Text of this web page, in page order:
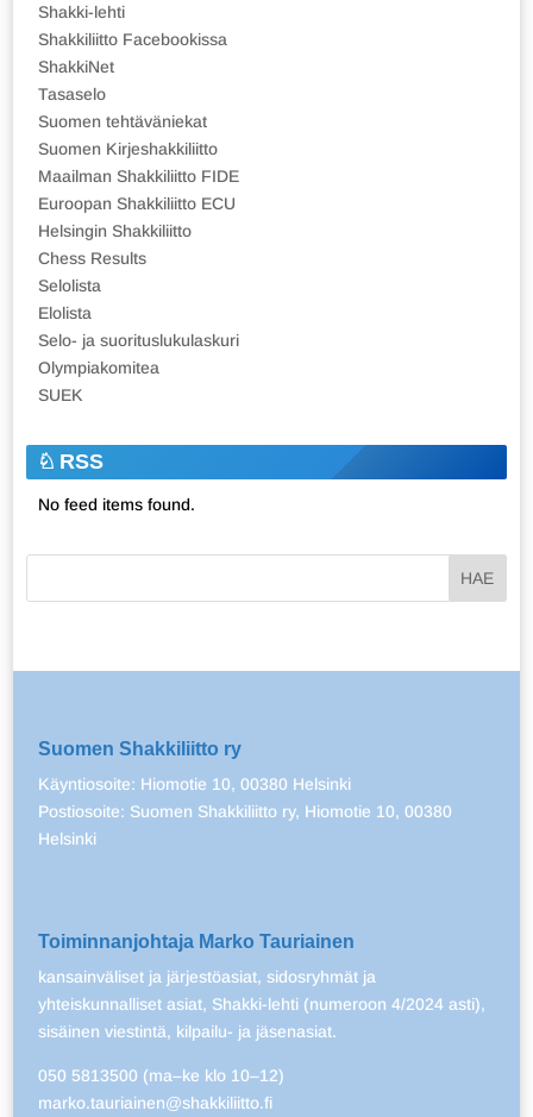
Shakki-lehti
Shakkiliitto Facebookissa
ShakkiNet
Tasaselo
Suomen tehtäväniekat
Suomen Kirjeshakkiliitto
Maailman Shakkiliitto FIDE
Euroopan Shakkiliitto ECU
Helsingin Shakkiliitto
Chess Results
Selolista
Elolista
Selo- ja suorituslukulaskuri
Olympiakomitea
SUEK
RSS
No feed items found.
Suomen Shakkiliitto ry
Käyntiosoite: Hiomotie 10, 00380 Helsinki
Postiosoite: Suomen Shakkiliitto ry, Hiomotie 10, 00380
Helsinki
Toiminnanjohtaja Marko Tauriainen
kansainväliset ja järjestöasiat, sidosryhmät ja
yhteiskunnalliset asiat, Shakki-lehti (numeroon 4/2024 asti),
sisäinen viestintä, kilpailu- ja jäsenasiat.
050 5813500 (ma–ke klo 10–12)
marko.tauriainen@shakkiliitto.fi